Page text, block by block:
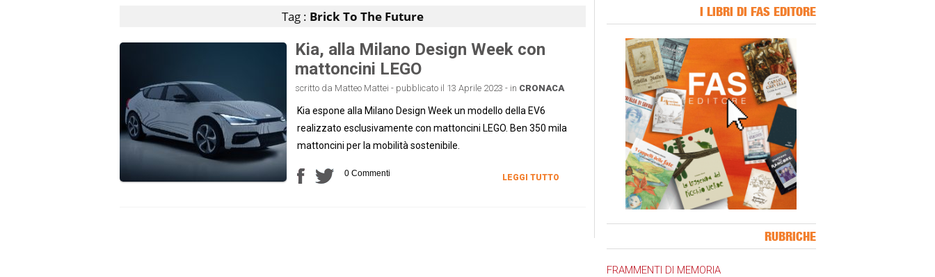
Tag : Brick To The Future
Kia, alla Milano Design Week con
mattoncini LEGO
scritto da Matteo Mattei - pubblicato il 13 Aprile 2023 - in CRONACA
Kia espone alla Milano Design Week un modello della EV6
realizzato esclusivamente con mattoncini LEGO. Ben 350 mila
mattoncini per la mobilità sostenibile.
0 Commenti LEGGI TUTTO
I LIBRI DI FAS EDITORE
RUBRICHE
FRAMMENTI DI MEMORIA